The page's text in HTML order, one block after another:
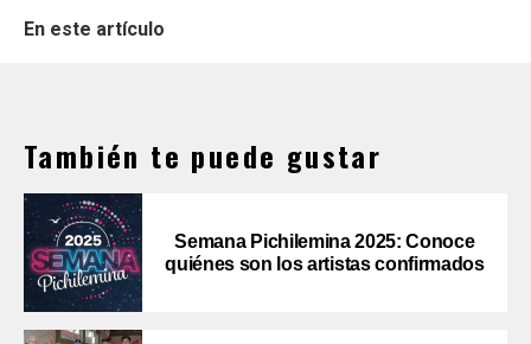
En este artículo
También te puede gustar
Semana Pichilemina 2025: Conoce
quiénes son los artistas confirmados